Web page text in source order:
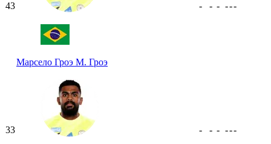
43
Марсело Гроэ М. Гроэ
- - - ---
33 - - - ---